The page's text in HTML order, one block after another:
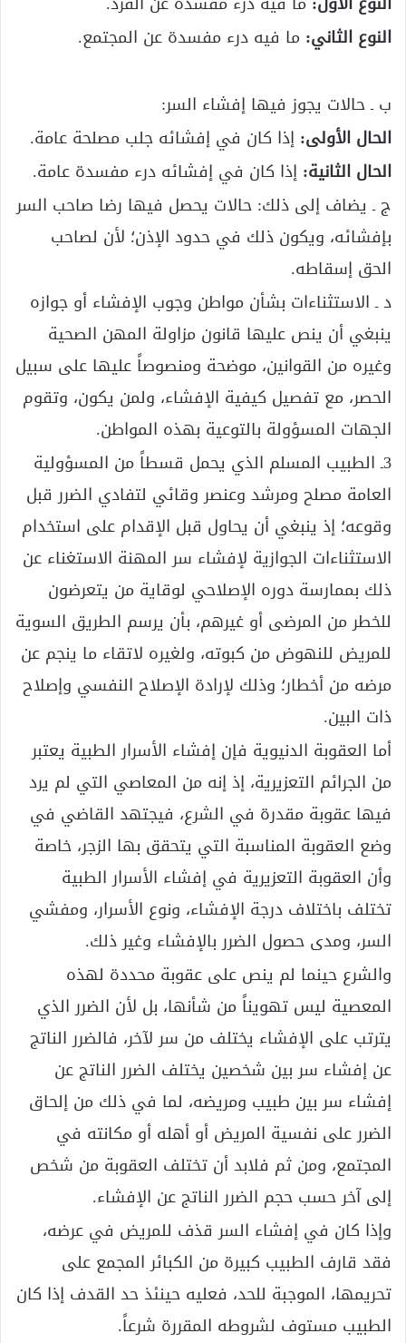
النوع الثاني: ما فيه درء مفسدة عن المجتمع.
ب ـ حالات يجوز فيها إفشاء السر:
الحال الأولى: إذا كان في إفشائه جلب مصلحة عامة.
الحال الثانية: إذا كان في إفشائه درء مفسدة عامة.
ج ـ يضاف إلى ذلك: حالات يحصل فيها رضا صاحب السر
بإفشائه، ويكون ذلك في حدود الإذن؛ لأن لصاحب
الحق إسقاطه.
د ـ الاستثناءات بشأن مواطن وجوب الإفشاء أو جوازه
ينبغي أن ينص عليها قانون مزاولة المهن الصحية
وغيره من القوانين، موضحة ومنصوصاً عليها على سبيل
الحصر، مع تفصيل كيفية الإفشاء، ولمن يكون، وتقوم
الجهات المسؤولة بالتوعية بهذه المواطن.
3ـ الطبيب المسلم الذي يحمل قسطاً من المسؤولية
العامة مصلح ومرشد وعنصر وقائي لتفادي الضرر قبل
وقوعه؛ إذ ينبغي أن يحاول قبل الإقدام على استخدام
الاستثناءات الجوازية لإفشاء سر المهنة الاستغناء عن
ذلك بممارسة دوره الإصلاحي لوقاية من يتعرضون
للخطر من المرضى أو غيرهم، بأن يرسم الطريق السوية
للمريض للنهوض من كبوته، ولغيره لاتقاء ما ينجم عن
مرضه من أخطار؛ وذلك لإرادة الإصلاح النفسي وإصلاح
ذات البين.
أما العقوبة الدنيوية فإن إفشاء الأسرار الطبية يعتبر
من الجرائم التعزيرية، إذ إنه من المعاصي التي لم يرد
فيها عقوبة مقدرة في الشرع، فيجتهد القاضي في
وضع العقوبة المناسبة التي يتحقق بها الزجر، خاصة
وأن العقوبة التعزيرية في إفشاء الأسرار الطبية
تختلف باختلاف درجة الإفشاء، ونوع الأسرار، ومفشي
السر، ومدى حصول الضرر بالإفشاء وغير ذلك.
والشرع حينما لم ينص على عقوبة محددة لهذه
المعصية ليس تهويناً من شأنها، بل لأن الضرر الذي
يترتب على الإفشاء يختلف من سر لآخر، فالضرر الناتج
عن إفشاء سر بين شخصين يختلف الضرر الناتج عن
إفشاء سر بين طبيب ومريضه، لما في ذلك من إلحاق
الضرر على نفسية المريض أو أهله أو مكانته في
المجتمع، ومن ثم فلابد أن تختلف العقوبة من شخص
إلى آخر حسب حجم الضرر الناتج عن الإفشاء.
وإذا كان في إفشاء السر قذف للمريض في عرضه،
فقد قارف الطبيب كبيرة من الكبائر المجمع على
تحريمها، الموجبة للحد، فعليه حينئذ حد القدف إذا كان
الطبيب مستوف لشروطه المقررة شرعاً.